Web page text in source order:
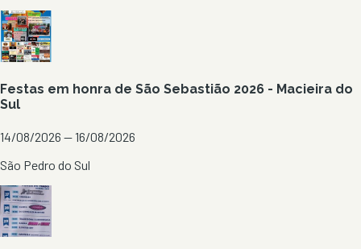
Festas em honra de São Sebastião 2026 - Macieira do
Sul
14/08/2026 — 16/08/2026
São Pedro do Sul